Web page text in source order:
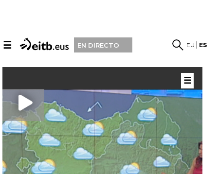
☰ EN DIRECTO EU ES
☰